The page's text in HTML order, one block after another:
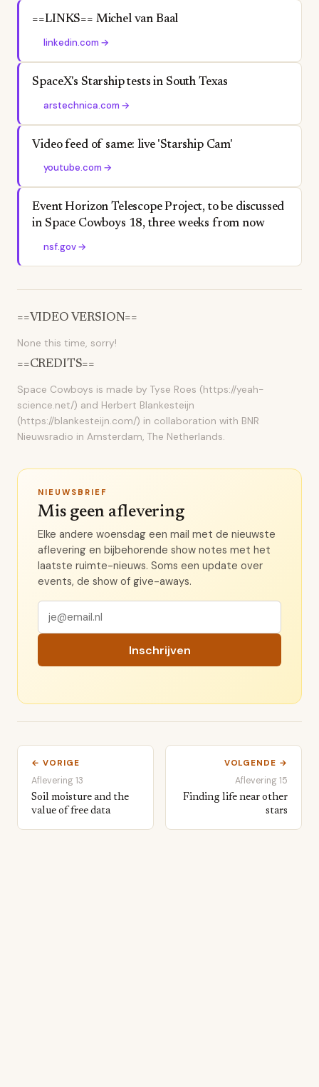
==LINKS== Michel van Baal
linkedin.com →
SpaceX's Starship tests in South Texas
arstechnica.com →
Video feed of same: live 'Starship Cam'
youtube.com →
Event Horizon Telescope Project, to be discussed
in Space Cowboys 18, three weeks from now
nsf.gov→
==VIDEO VERSION==
None this time, sorry!
==CREDITS==
Space Cowboys is made by Tyse Roes (https://yeah-
science.net/) and Herbert Blankesteijn
(https://blankesteijn.com/) in collaboration with BNR
Nieuwsradio in Amsterdam, The Netherlands.
NIEUWSBRIEF
Mis geen aflevering
Elke andere woensdag een mail met de nieuwste
aflevering en bijbehorende show notes met het
laatste ruimte-nieuws. Soms een update over
events, de show of give-aways.
Inschrijven
← VORIGE
Aflevering 13
Soil moisture and the
value of free data
VOLGENDE →
Aflevering 15
Finding life near other
stars